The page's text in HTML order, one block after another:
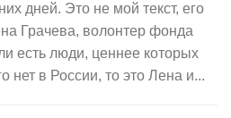
дней. Это не мой текст, его
Грачева, волонтер фонда
есть люди, ценнее которых
нет в России, то это Лена и...